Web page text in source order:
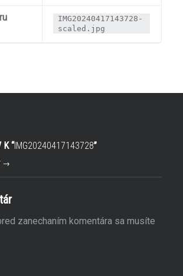
IMG20240417143728-
scaled.jpg
K “IMG20240417143728”
→
zanechaním komentára sa musíte